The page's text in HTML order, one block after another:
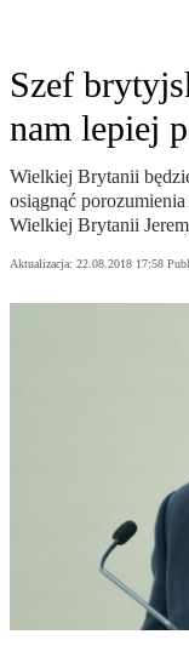
Szef
nam lepiej
Wielkiej Brytanii
osiągnąć
Wielkiej Brytanii
Aktualizacja: 22.08.2018 17:58